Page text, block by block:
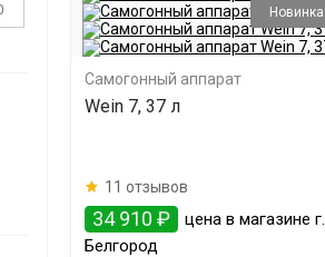
Новинка
Самогонный аппарат
Wein 7, 37 л
11 отзывов
34 910 ₽
цена в магазине г.
Белгород